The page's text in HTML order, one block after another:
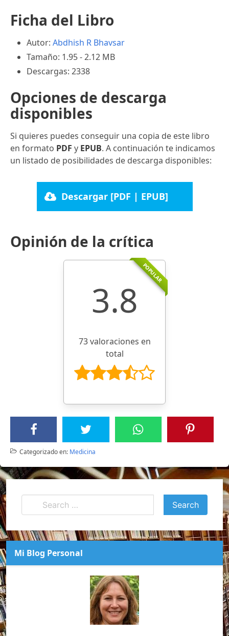
Ficha del Libro
Autor: Abdhish R Bhavsar
Tamaño: 1.95 - 2.12 MB
Descargas: 2338
Opciones de descarga
disponibles
Si quieres puedes conseguir una copia de este libro
en formato PDF y EPUB. A continuación te indicamos
un listado de posibilidades de descarga disponibles:
Descargar [PDF | EPUB]
Opinión de la crítica
POPULAR
3.8
73 valoraciones en
total
Categorizado en: Medicina
Mi Blog Personal